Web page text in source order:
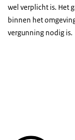
wel verplicht is. Het
binnen het
vergunning nodig is.